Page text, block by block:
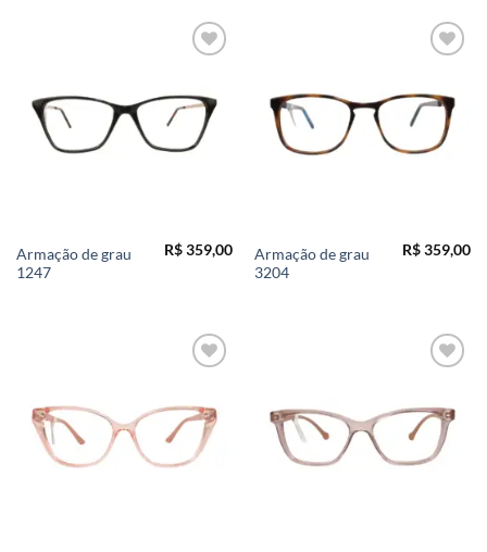
Armação de grau
1247
R$359,00
Armação de grau
3204
R$359,00